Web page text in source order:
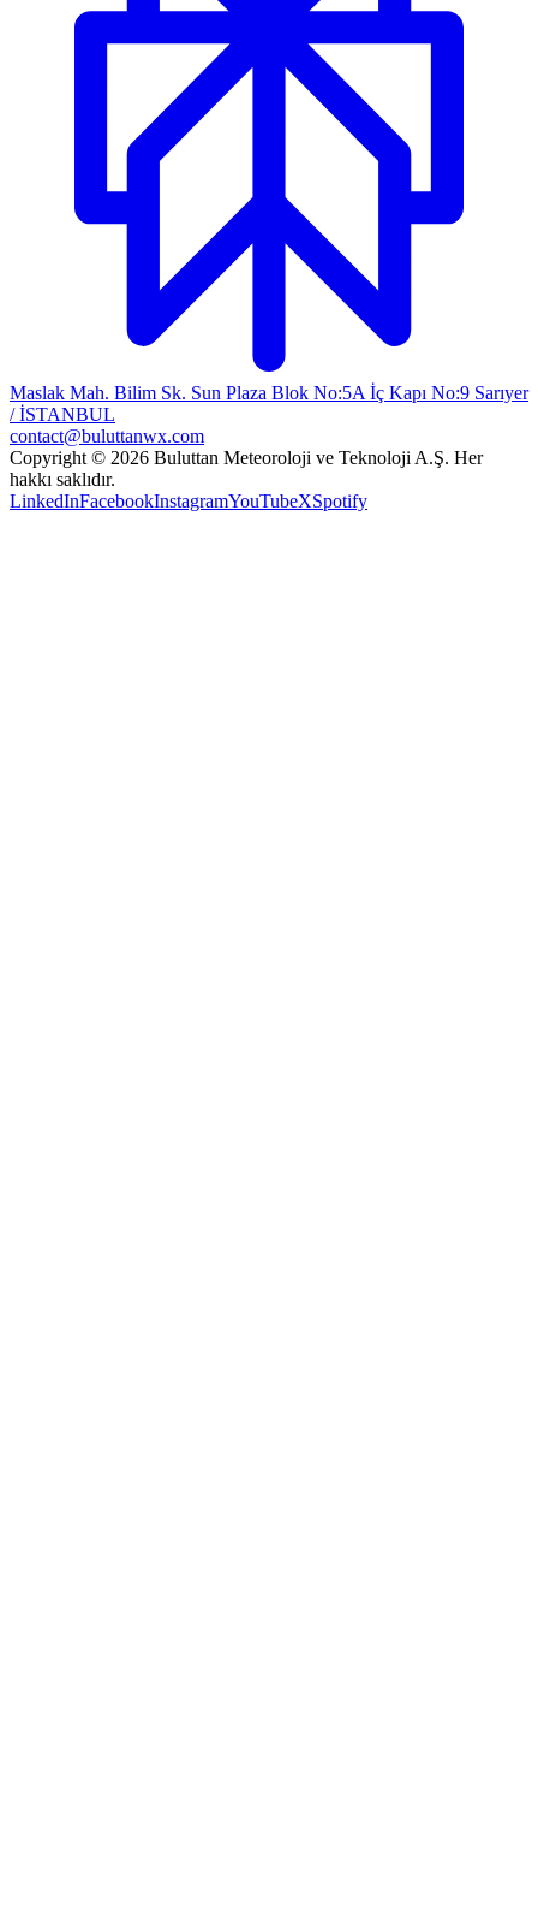
Maslak Mah. Bilim Sk. Sun Plaza Blok No:5A İç Kapı No:9 Sarıyer
/ İSTANBUL
contact@buluttanwx.com
Copyright © 2026 Buluttan Meteoroloji ve Teknoloji A.Ş. Her
hakkı saklıdır.
LinkedInFacebookInstagramYouTubeXSpotify